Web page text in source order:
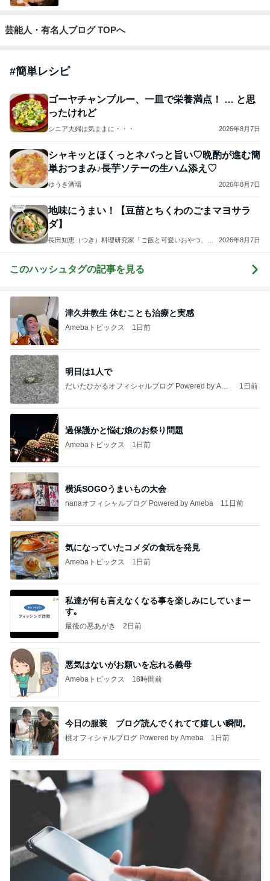
芸能人・有名人ブログ TOPへ
#簡単レシピ
ゴーヤチャンプルー、一皿で栄養満点！ … と思
ったけれど
シニア夫婦は気ままに・・・ 2026年8月7日
シャキッとほくっとネバっと旨い♡晩酌が進む簡
単おつまみ♪長芋ソテーの生ハム添え♡
ゆうき酒場 2026年8月7日
地味にうまい！【豆苗とちくわのごまマヨサラ
ダ】
長田知恵（つき）料理研究家「ご飯と可愛いおやつ、キ
2026年8月7日
このハッシュタグの記事を見る
津久井教生 休むことも治療と実感
Amebaトピックス 1日前
明日は1人で
だいたひかるオフィシャルブログ Powered by Ame
1日前
過保護かと悩む娘のお祭り問題
Amebaトピックス 1日前
横浜SOGOうまいもの大会
nanaオフィシャルブログ Powered by Ameba 11日前
気になっていたコメダの食玩を発見
Amebaトピックス 1日前
私達が何も言えなくなる事を楽しみにしていまー
す｡
最後の悪あがき 2日前
悪気はないがお願いを忘れる義母
Amebaトピックス 18時間前
今日の服装 ブログ読んでくれてて嬉しい瞬間。
桃オフィシャルブログ Powered by Ameba 1日前